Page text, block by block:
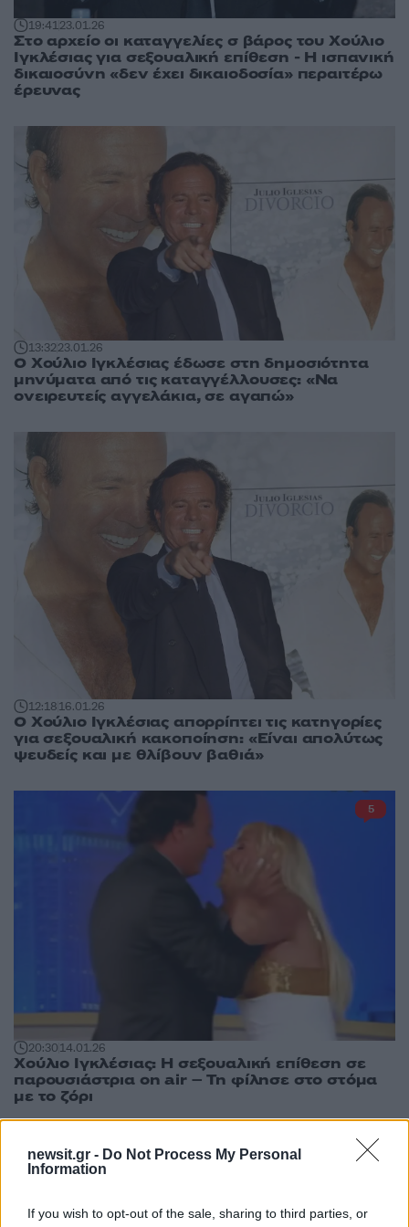
newsit.gr - Do Not Process My Personal
Information
If you wish to opt-out of the sale, sharing to third parties, or
19:4123.01.26
Στο αρχείο οι καταγγελίες σ βάρος του Χούλιο
Ιγκλέσιας για σεξουαλική επίθεση - Η ισπανική
δικαιοσύνη «δεν έχει δικαιοδοσία» περαιτέρω
έρευνας
13:3223.01.26
Ο Χούλιο Ιγκλέσιας έδωσε στη δημοσιότητα
μηνύματα από τις καταγγέλλουσες: «Να
ονειρευτείς αγγελάκια, σε αγαπώ»
12:1816.01.26
O Χούλιο Ιγκλέσιας απορρίπτει τις κατηγορίες
για σεξουαλική κακοποίηση: «Είναι απολύτως
ψευδείς και με θλίβουν βαθιά»
20:3014.01.26
Χούλιο Ιγκλέσιας: Η σεξουαλική επίθεση σε
παρουσιάστρια on air – Τη φίλησε στο στόμα
με το ζόρι
5